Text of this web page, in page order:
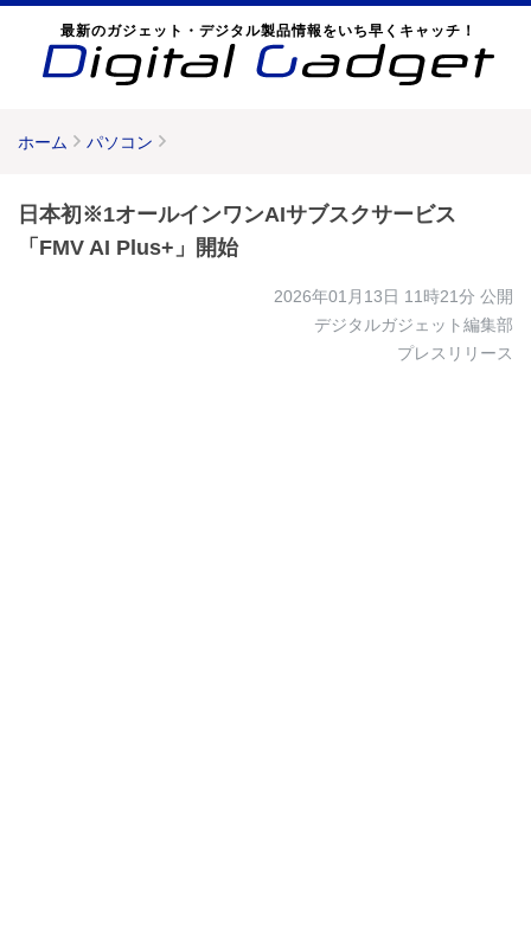
最新のガジェット・デジタル製品情報をいち早くキャッチ！
ホーム パソコン
日本初※1オールインワンAIサブスクサービス
「FMV AI Plus+」開始
2026年01月13日 11時21分 公開
デジタルガジェット編集部
プレスリリース